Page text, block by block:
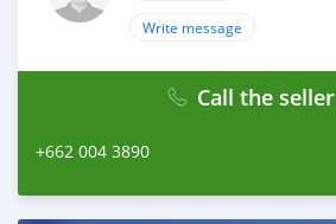
Write message
Call the seller
+662 004 3890